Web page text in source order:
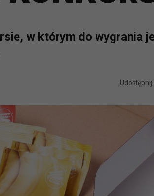
w którym do wygrania
Udostępnij